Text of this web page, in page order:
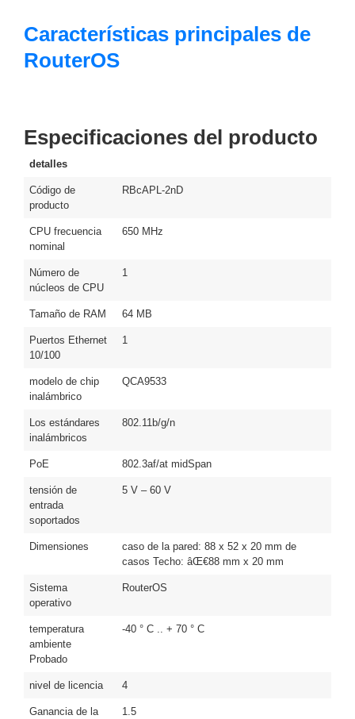
Motorizado
NVRs
Network
Video
-
Caja
Inalámbricas
y DVRs
HD
/ AHD /
HD-TVI
Ambientes
/ Eyeball /
Motorizado
Ocultas
PinholePTZ
Videograbadoras
Analógicas
- TurboHD
TVI / AHD
/ CVI
Drones,
Industrial
Industriales
Energía
Adaptadores
de
Pared
de
Características principales de
RouterOS
Especificaciones del producto
detalles
Código de
producto
RBcAPL-2nD
CPU frecuencia
nominal
650 MHz
Número de
núcleos de CPU
1
Tamaño de RAM 64 MB
Puertos Ethernet
10/100
1
modelo de chip
inalámbrico
QCA9533
Los estándares
inalámbricos
802.11b/g/n
PoE 802.3af/at midSpan
tensión de
entrada
soportados
5 V – 60 V
Dimensiones
caso de la pared: 88 x 52 x 20 mm de
casos Techo: âŒ€88 mm x 20 mm
Sistema
operativo
RouterOS
temperatura
ambiente
Probado
-40 ° C .. + 70 ° C
nivel de licencia 4
Ganancia de la 1.5